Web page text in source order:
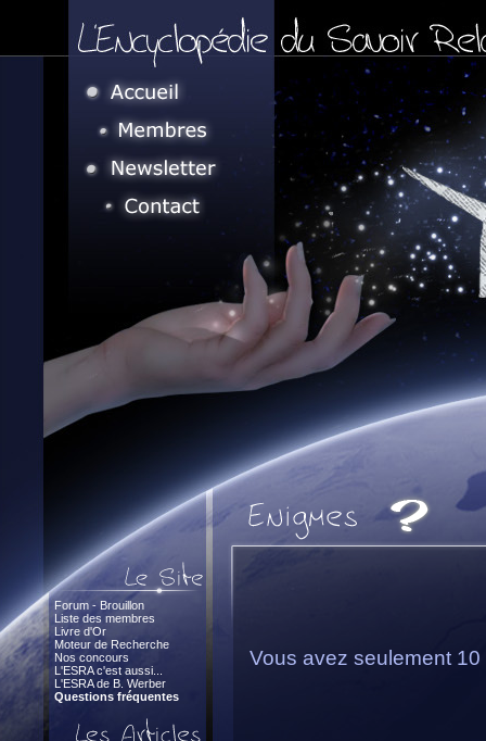
Forum - Brouillon
Liste des membres
Livre d'Or
Moteur de Recherche
Nos concours
L'ESRA c'est aussi...
L'ESRA de B. Werber
Questions fréquentes
Vous avez seulement 10